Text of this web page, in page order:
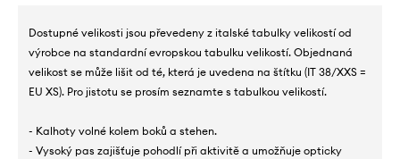
Dostupné velikosti jsou převedeny z italské tabulky velikostí od
výrobce na standardní evropskou tabulku velikostí. Objednaná
velikost se může lišit od té, která je uvedena na štítku (IT 38/XXS =
EU XS). Pro jistotu se prosím seznamte s tabulkou velikostí.
- Kalhoty volné kolem boků a stehen.
- Vysoký pas zajišťuje pohodlí při aktivitě a umožňuje opticky